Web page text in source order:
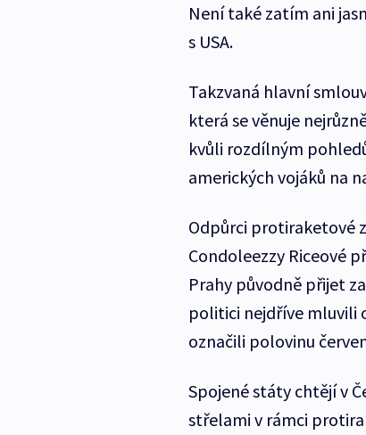
Není také zatím ani
s USA.
Takzvaná hlavní
která se věnuje
kvůli rozdílným
amerických vojáků na
Odpůrci protiraketové
Condoleezzy Riceové
Prahy původně přijet
politici nejdříve mluvili
označili polovinu
Spojené státy chtějí v
střelami v rámci